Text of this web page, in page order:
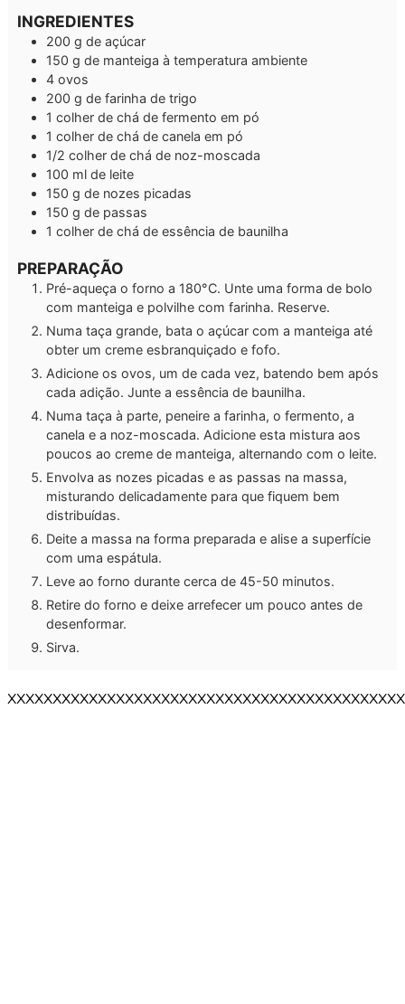
INGREDIENTES
200 g de açúcar
150 g de manteiga à temperatura ambiente
4 ovos
200 g de farinha de trigo
1 colher de chá de fermento em pó
1 colher de chá de canela em pó
1/2 colher de chá de noz-moscada
100 ml de leite
150 g de nozes picadas
150 g de passas
1 colher de chá de essência de baunilha
PREPARAÇÃO
Pré-aqueça o forno a 180°C. Unte uma forma de bolo
com manteiga e polvilhe com farinha. Reserve.
Numa taça grande, bata o açúcar com a manteiga até
obter um creme esbranquiçado e fofo.
Adicione os ovos, um de cada vez, batendo bem após
cada adição. Junte a essência de baunilha.
Numa taça à parte, peneire a farinha, o fermento, a
canela e a noz-moscada. Adicione esta mistura aos
poucos ao creme de manteiga, alternando com o leite.
Envolva as nozes picadas e as passas na massa,
misturando delicadamente para que fiquem bem
distribuídas.
Deite a massa na forma preparada e alise a superfície
com uma espátula.
Leve ao forno durante cerca de 45-50 minutos.
Retire do forno e deixe arrefecer um pouco antes de
desenformar.
Sirva.